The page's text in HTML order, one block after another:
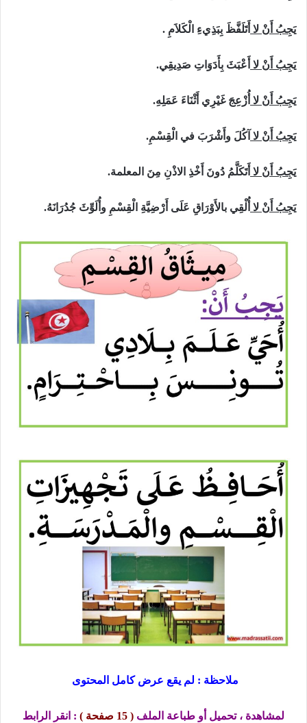
يَجِبُ أَنْ لا أَتَلَفَّظَ بِبَذِيءِ الْكَلاَمِ .
يَجِبُ أَنْ لا أَعْبَثَ بِأَدَوَاتِ صَدِيقِي.
يَجِبُ أَنْ لا أُزْعِجَ غَيْرِي أَثْنَاءَ عَمَلِهِ.
يَجِبُ أَنْ لا آكُلَ وأَشْرَبَ في الْقِسْمِ.
يَجِبُ أَنْ لا أَتَكَلَّمُ دُونَ أَخْذِ الاذْنِ مِنَ المعلمة.
يَجِبُ أَنْ لا أُلْقِي بالأَوْرَاقِ عَلَى أَرْضِيَّةِ الْقِسْمِ وأُلَوِّثَ جُدُرَانَهُ.
ملاحظة : لم يقع عرض كامل المحتوى
لمشاهدة ، تحميل أو طباعة الملف ( 15 صفحة )
: انقر الرابط